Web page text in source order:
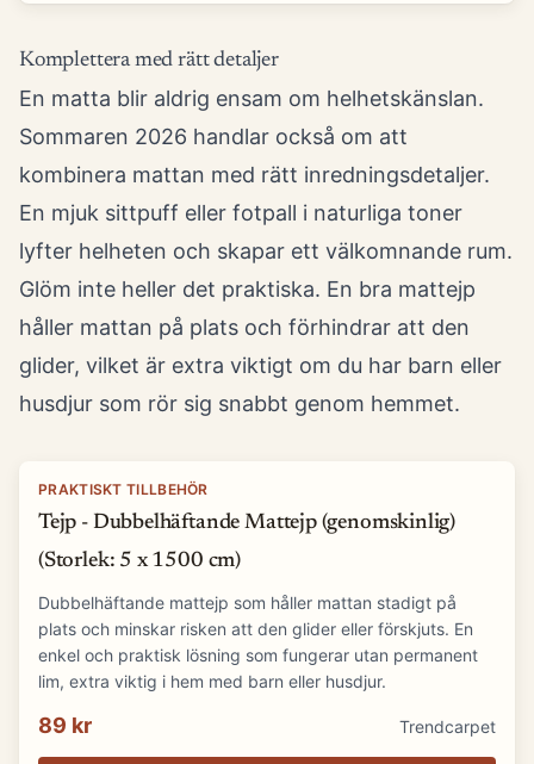
Komplettera med rätt detaljer
En matta blir aldrig ensam om helhetskänslan.
Sommaren 2026 handlar också om att
kombinera mattan med rätt inredningsdetaljer.
En mjuk sittpuff eller fotpall i naturliga toner
lyfter helheten och skapar ett välkomnande rum.
Glöm inte heller det praktiska. En bra mattejp
håller mattan på plats och förhindrar att den
glider, vilket är extra viktigt om du har barn eller
husdjur som rör sig snabbt genom hemmet.
PRAKTISKT TILLBEHÖR
Tejp - Dubbelhäftande Mattejp (genomskinlig)
(Storlek: 5 x 1500 cm)
Dubbelhäftande mattejp som håller mattan stadigt på
plats och minskar risken att den glider eller förskjuts. En
enkel och praktisk lösning som fungerar utan permanent
lim, extra viktig i hem med barn eller husdjur.
89 kr Trendcarpet